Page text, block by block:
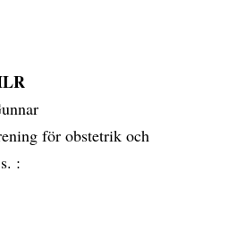
för obstetrik och
: